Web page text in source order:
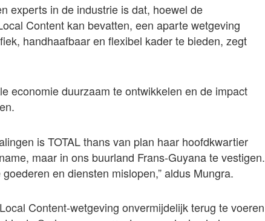
experts in de industrie is dat, hoewel de
Content kan bevatten, een aparte wetgeving
handhaafbaar en flexibel kader te bieden, zegt
economie duurzaam te ontwikkelen en de impact
is TOTAL thans van plan haar hoofdkwartier
maar in ons buurland Frans-Guyana te vestigen.
en diensten mislopen,” aldus Mungra.
Content-wetgeving onvermijdelijk terug te voeren